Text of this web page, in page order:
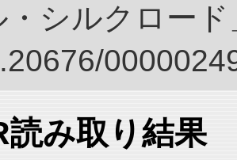
・シルクロー
読み取り結果